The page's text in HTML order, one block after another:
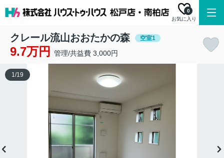
お気に入り
0
クレール流山おおたかの森 空室1
9.7万円 管理/共益費 3,000円
1/19